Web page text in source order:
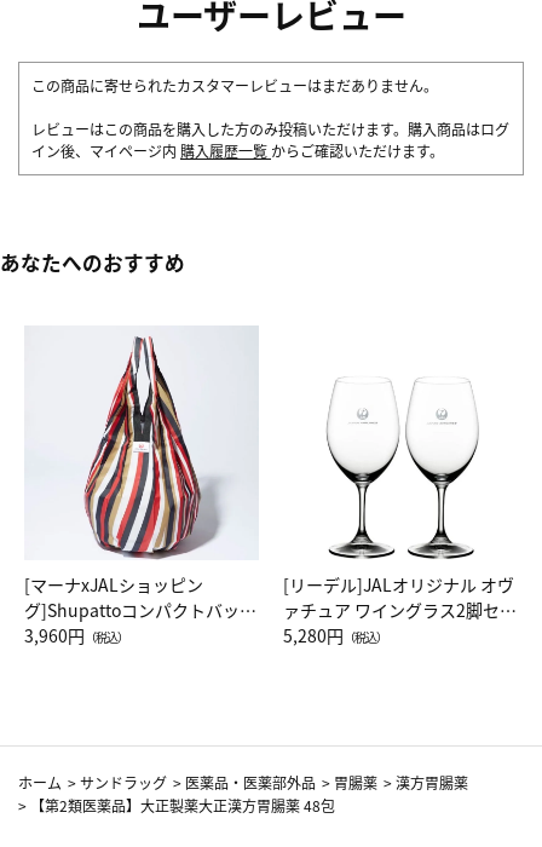
ユーザーレビュー
この商品に寄せられたカスタマーレビューはまだありません。
レビューはこの商品を購入した方のみ投稿いただけます。購入商品はログ
イン後、マイページ内 購入履歴一覧 からご確認いただけます。
あなたへのおすすめ
[マーナxJALショッピン
グ]Shupattoコンパクトバッグ
Drop JAL客室乗務員（LC）ス
3,960円 （税込）
[リーデル]JALオリジナル オヴ
ァチュア ワイングラス2脚セッ
ト（レッドワイン）
5,280円 （税込）
ホーム >サンドラッグ > 医薬品・医薬部外品 > 胃腸薬 >漢方胃腸薬
>
【第2類医薬品】大正製薬大正漢方胃腸薬 48包